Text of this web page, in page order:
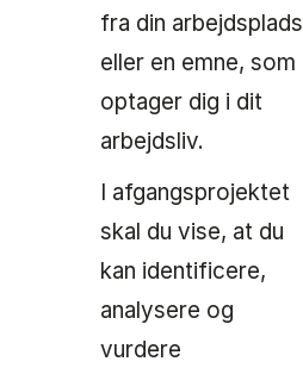
fra din arbejdsplads
eller en emne, som
optager dig i dit
arbejdsliv.
I afgangsprojektet
skal du vise, at du
kan identificere,
analysere og
vurdere